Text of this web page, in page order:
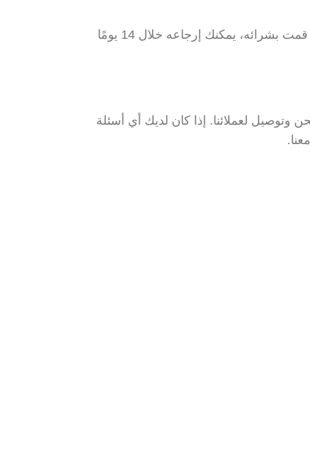
في حال لم تكن راضيًا عن المنتج الذي قمت بشرائه، يمكنك إرجاعه خلال 14 يومًا
لعملائنا. إذا كان لديك أي أسئلة